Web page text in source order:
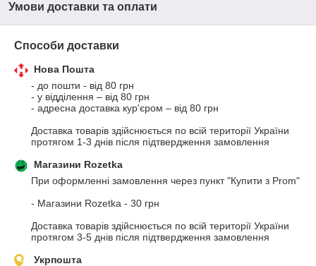
Умови доставки та оплати
Способи доставки
Нова Пошта
- до пошти - від 80 грн
- у відділення – від 80 грн
- адресна доставка кур'єром – від 80 грн
Доставка товарів здійснюється по всій території України
протягом 1-3 днів після підтвердження замовлення
Магазини Rozetka
При оформленні замовлення через пункт "Купити з Prom"
- Магазини Rozetka - 30 грн
Доставка товарів здійснюється по всій території України
протягом 3-5 днів після підтвердження замовлення
Укрпошта